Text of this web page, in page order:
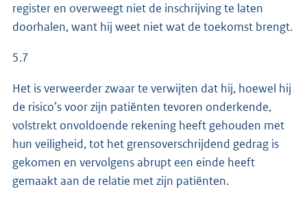
register en overweegt niet de inschrijving te laten
doorhalen, want hij weet niet wat de toekomst brengt.
5.7
Het is verweerder zwaar te verwijten dat hij, hoewel hij
de risico’s voor zijn patiënten tevoren onderkende,
volstrekt onvoldoende rekening heeft gehouden met
hun veiligheid, tot het grensoverschrijdend gedrag is
gekomen en vervolgens abrupt een einde heeft
gemaakt aan de relatie met zijn patiënten.